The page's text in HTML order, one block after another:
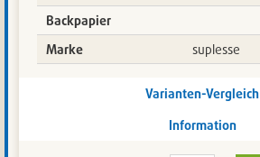
Backpapier
Marke
suplesse
Varianten-Vergleich
Information